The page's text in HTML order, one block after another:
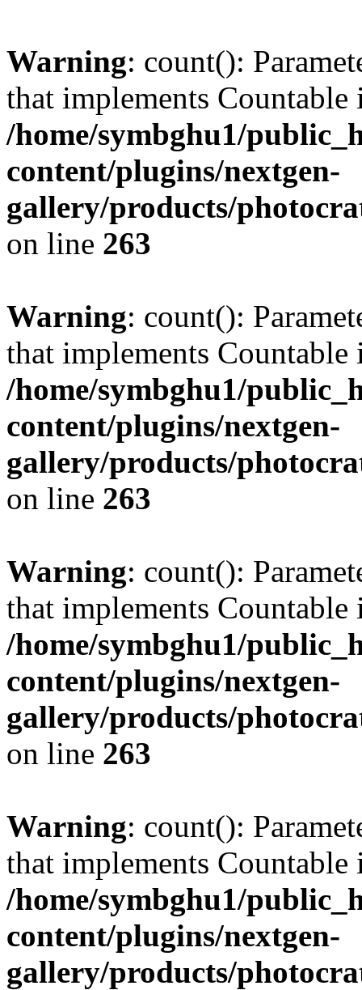
Warning: count():
that implements Countable
/home/symbghu1/
content/plugins/nextgen-
gallery/products/
on line 263
Warning: count():
that implements Countable
/home/symbghu1/
content/plugins/nextgen-
gallery/products/
on line 263
Warning: count():
that implements Countable
/home/symbghu1/
content/plugins/nextgen-
gallery/products/
on line 263
Warning: count():
that implements Countable
/home/symbghu1/
content/plugins/nextgen-
gallery/products/